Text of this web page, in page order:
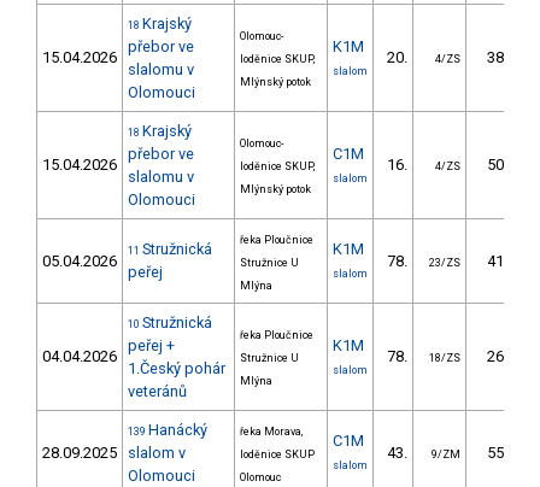
15.04.2026
18 Krajský
přebor ve
slalomu v
Olomouci
Olomouc-
loděnice SKUP,
Mlýnský potok
K1M
slalom
20. 4/ZS 38.60
15.04.2026
18 Krajský
přebor ve
slalomu v
Olomouci
Olomouc-
loděnice SKUP,
Mlýnský potok
C1M
slalom
16. 4/ZS 50.60
05.04.2026
11 Stružnická
peřej
řeka Ploučnice
Stružnice U
Mlýna
K1M
slalom
78. 23/ZS 41.30
04.04.2026
10 Stružnická
peřej +
1.Český pohár
veteránů
řeka Ploučnice
Stružnice U
Mlýna
K1M
slalom
78. 18/ZS 26.50
28.09.2025
139 Hanácký
slalom v
Olomouci
řeka Morava,
loděnice SKUP
Olomouc
C1M
slalom
43. 9/ZM 55.40